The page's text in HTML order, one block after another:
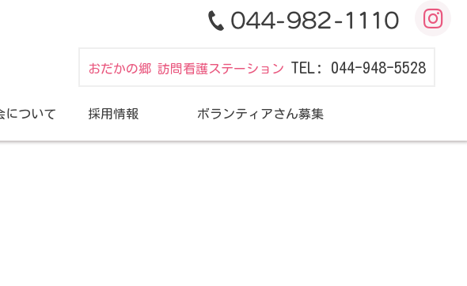
おだかの郷 訪問看護ステーション TEL: 044-948-5528
について 採用情報 ボランティアさん募集